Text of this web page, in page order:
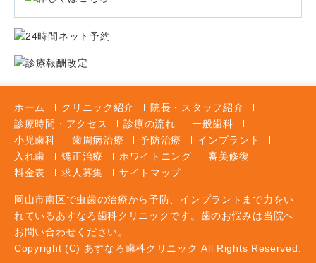
ホーム クリニック紹介
院長・スタッフ紹介
診療時間・アクセス
診療の流れ
一般歯科
小児歯科
歯周病治療 予防治療
インプラント
入れ歯
矯正治療 ホワイトニング
審美修復
料金表
求人募集 サイトマップ
岡山市南区で虫歯の治療から予防、インプラントまで力をい
れているあすなろ歯科クリニックです。歯のお悩みは当院へ
お問い合わせください。
Copyright (C) あすなろ歯科クリニック All Rights Reserved.